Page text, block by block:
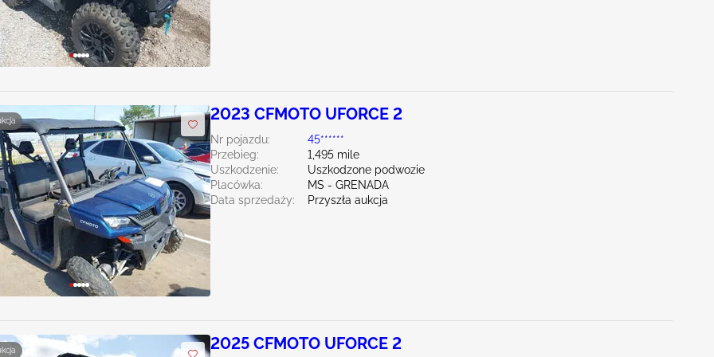
2023 CFMOTO UFORCE 2
Nr pojazdu:
45******
Przebieg:
1,495 mile
Uszkodzenie:
Uszkodzone podwozie
Placówka:
MS - GRENADA
Data sprzedaży:
Przyszła aukcja
2025 CFMOTO UFORCE 2